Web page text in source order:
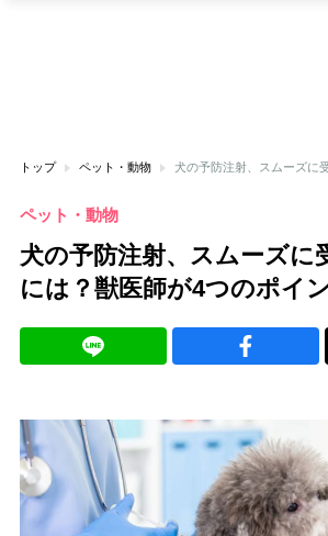
トップ ペット・動物
ペット・動物
犬の予防注射、スムーズに
には？獣医師が4つのポイ